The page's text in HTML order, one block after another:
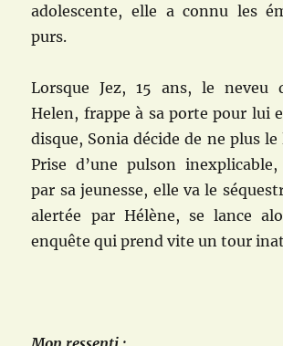
adolescente, elle a connu les
purs.
Lorsque Jez, 15 ans, le neveu
Helen, frappe à sa porte pour lui
disque, Sonia décide de ne plus
Prise d’une pulson inexplicable,
par sa jeunesse, elle va le
alertée par Hélène, se lance
enquête qui prend vite un tour